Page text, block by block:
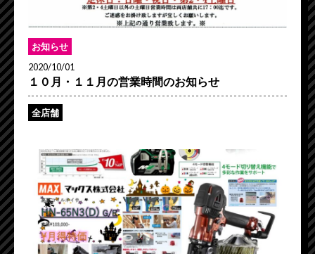
お知らせ
2020/10/01
１０月・１１月の営業時間のお知らせ
全店舗